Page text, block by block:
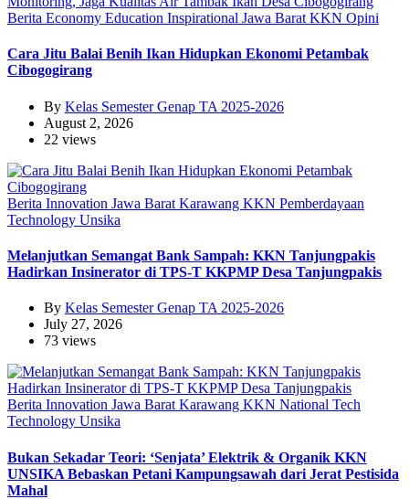
Berita Economy Education Inspirational Jawa Barat KKN Opini
Cara Jitu Balai Benih Ikan Hidupkan Ekonomi Petambak
Cibogogirang
By Kelas Semester Genap TA 2025-2026
August 2, 2026
22 views
Berita Innovation Jawa Barat Karawang KKN Pemberdayaan
Technology Unsika
Melanjutkan Semangat Bank Sampah: KKN Tanjungpakis
Hadirkan Insinerator di TPS-T KKPMP Desa Tanjungpakis
By Kelas Semester Genap TA 2025-2026
July 27, 2026
73 views
Berita Innovation Jawa Barat Karawang KKN National Tech
Technology Unsika
Bukan Sekadar Teori: ‘Senjata’ Elektrik & Organik KKN
UNSIKA Bebaskan Petani Kampungsawah dari Jerat Pestisida
Mahal